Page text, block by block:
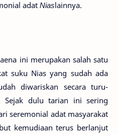
adat Niaslainnya.
ini merupakan salah satu
suku Nias yang sudah ada
diwariskan secara turu-
Sejak dulu tarian ini sering
seremonial adat masyarakat
kemudiaan terus berlanjut